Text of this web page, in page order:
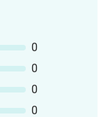
0
0
0
0